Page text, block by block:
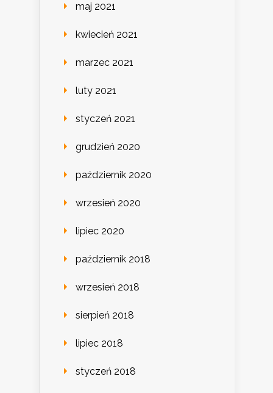
maj 2021
kwiecień 2021
marzec 2021
luty 2021
styczeń 2021
grudzień 2020
październik 2020
wrzesień 2020
lipiec 2020
październik 2018
wrzesień 2018
sierpień 2018
lipiec 2018
styczeń 2018